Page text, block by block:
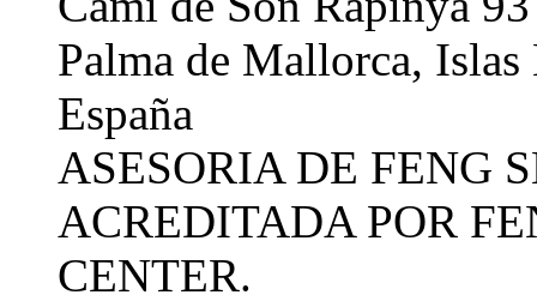
Palma de Mallorca, Islas
España
ASESORIA DE FENG
ACREDITADA POR
CENTER.